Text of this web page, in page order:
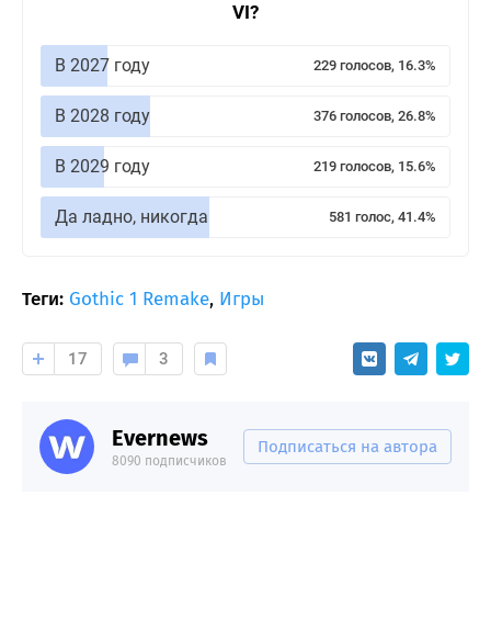
VI?
В 2027 году 229 голосов, 16.3%
В 2028 году 376 голосов, 26.8%
В 2029 году 219 голосов, 15.6%
Да ладно, никогда 581 голос, 41.4%
Теги: Gothic 1 Remake, Игры
17 3
Evernews
8090 подписчиков
Подписаться на автора